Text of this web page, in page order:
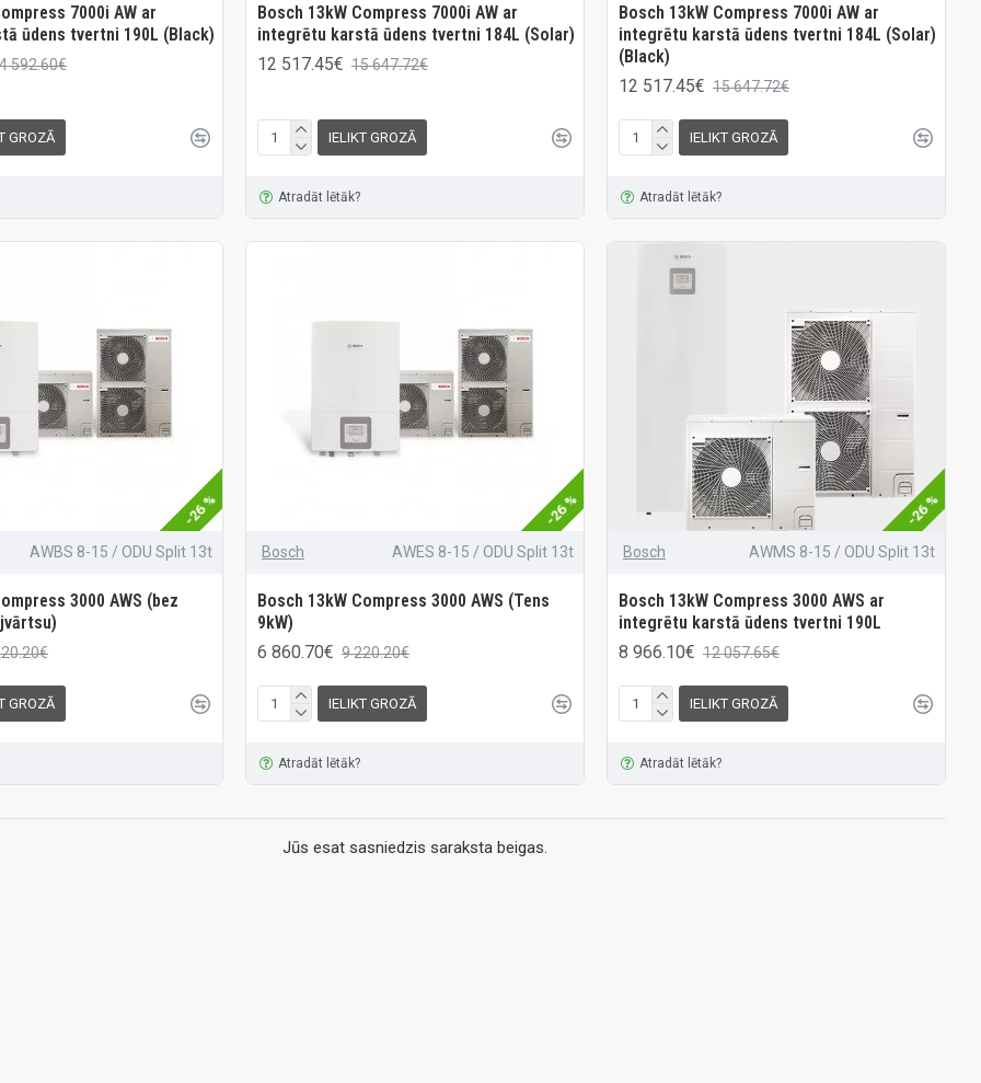
7000i AW ar
ūdens tvertni 190L (Black)
592.60€
GROZĀ
Bosch 13kW Compress 7000i AW ar
integrētu karstā ūdens tvertni 184L (Solar)
12 517.45€ 15 647.72€
IELIKT GROZĀ
Atradāt lētāk?
Bosch 13kW Compress 7000i AW ar
integrētu karstā ūdens tvertni 184L (Solar)
(Black)
12 517.45€ 15 647.72€
IELIKT GROZĀ
Atradāt lētāk?
-26 %
AWBS 8-15 / ODU Split 13t
3000 AWS (bez
GROZĀ
-26 %
Bosch AWES 8-15 / ODU Split 13t
Bosch 13kW Compress 3000 AWS (Tens
9kW)
6 860.70€ 9 220.20€
IELIKT GROZĀ
Atradāt lētāk?
-26 %
Bosch AWMS 8-15 / ODU Split 13t
Bosch 13kW Compress 3000 AWS ar
integrētu karstā ūdens tvertni 190L
8 966.10€ 12 057.65€
IELIKT GROZĀ
Atradāt lētāk?
Jūs esat sasniedzis saraksta beigas.